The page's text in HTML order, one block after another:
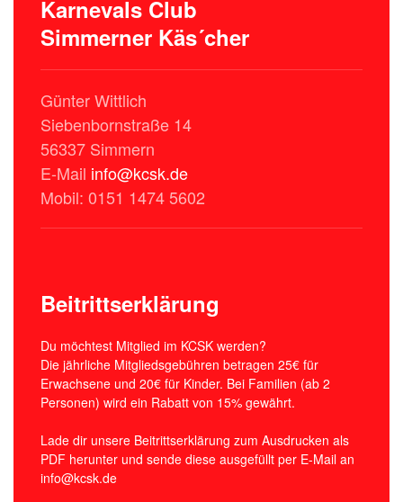
Karnevals Club
Simmerner Käs´cher
Günter Wittlich
Siebenbornstraße 14
56337 Simmern
E-Mail info@kcsk.de
Mobil: 0151 1474 5602
Beitrittserklärung
Du möchtest Mitglied im KCSK werden?
Die jährliche Mitgliedsgebühren betragen 25€ für
Erwachsene und 20€ für Kinder. Bei Familien (ab 2
Personen) wird ein Rabatt von 15% gewährt.
Lade dir unsere Beitrittserklärung zum Ausdrucken als
PDF herunter und sende diese ausgefüllt per E-Mail an
info@kcsk.de